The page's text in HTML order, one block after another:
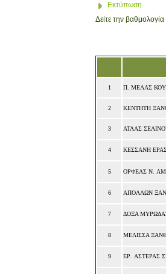
Εκτύπωση
Δείτε την
1 Π ΜΕΛΑΣ
2 ΚΕΝΤΗΤΗ
3 ΑΤΛΑΣ
4 ΚΕΣΣΑΝΗ
5 ΟΡΦΕΑΣ Ν
6 ΑΠΟΛΛΩΝ
7 ΔΟΞΑ
8 ΜΕΛΙΣΣΑ
9 ΕΡ ΑΣΤΕΡΑΣ